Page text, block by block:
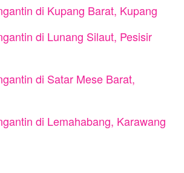
di Kupang Barat, Kupang
di Lunang Silaut, Pesisir
di Satar Mese Barat,
di Lemahabang, Karawang